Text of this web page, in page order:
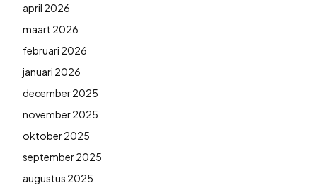
april 2026
maart 2026
februari 2026
januari 2026
december 2025
november 2025
oktober 2025
september 2025
augustus 2025